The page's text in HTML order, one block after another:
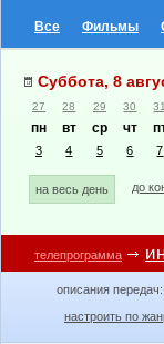
Все Фильмы
Суббота, 8
27 28 29 30 31
пн вт ср чт
3 4 5 6 7
на весь день до
телепрограмма
описания передач:
настроить по